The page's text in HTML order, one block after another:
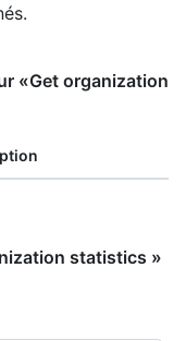
«Get organization
statistics »